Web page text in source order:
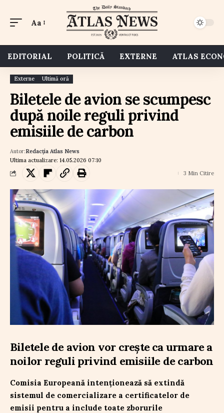
Aa
EDITORIAL POLITICĂ EXTERNE ATLAS
Externe Ultimă oră
Biletele de avion se scumpesc
după noile reguli privind
emisiile de carbon
Ultima actualizare: 14.05.2026 07:10
Autor:Redacția Atlas News
3 Min Citire
Biletele de avion vor crește ca urmare a
noilor reguli privind emisiile de carbon
Comisia Europeană intenționează să extindă
sistemul de comercializare a certificatelor de
emisii pentru a include toate zborurile